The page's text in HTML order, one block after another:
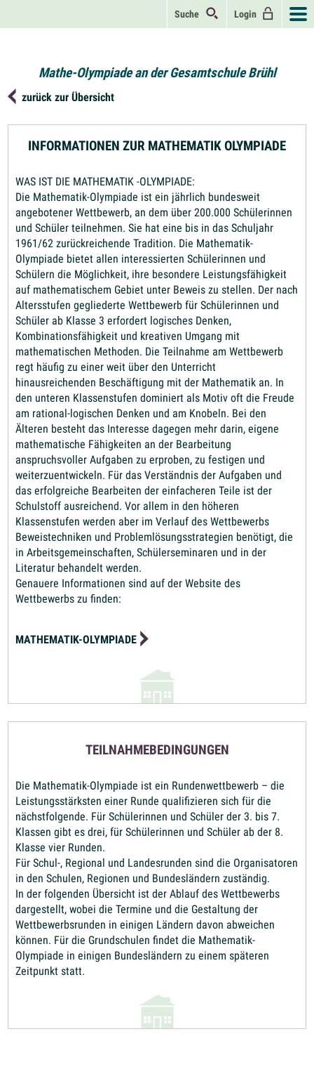
Suche Login
Mathe-Olympiade an der Gesamtschule Brühl
zurück zur Übersicht
INFORMATIONEN ZUR MATHEMATIK OLYMPIADE
WAS IST DIE MATHEMATIK -OLYMPIADE:
Die Mathematik-Olympiade ist ein jährlich bundesweit
angebotener Wettbewerb, an dem über 200.000 Schülerinnen
und Schüler teilnehmen. Sie hat eine bis in das Schuljahr
1961/62 zurückreichende Tradition. Die Mathematik-
Olympiade bietet allen interessierten Schülerinnen und
Schülern die Möglichkeit, ihre besondere Leistungsfähigkeit
auf mathematischem Gebiet unter Beweis zu stellen. Der nach
Altersstufen gegliederte Wettbewerb für Schülerinnen und
Schüler ab Klasse 3 erfordert logisches Denken,
Kombinationsfähigkeit und kreativen Umgang mit
mathematischen Methoden. Die Teilnahme am Wettbewerb
regt häufig zu einer weit über den Unterricht
hinausreichenden Beschäftigung mit der Mathematik an. In
den unteren Klassenstufen dominiert als Motiv oft die Freude
am rational-logischen Denken und am Knobeln. Bei den
Älteren besteht das Interesse dagegen mehr darin, eigene
mathematische Fähigkeiten an der Bearbeitung
anspruchsvoller Aufgaben zu erproben, zu festigen und
weiterzuentwickeln. Für das Verständnis der Aufgaben und
das erfolgreiche Bearbeiten der einfacheren Teile ist der
Schulstoff ausreichend. Vor allem in den höheren
Klassenstufen werden aber im Verlauf des Wettbewerbs
Beweistechniken und Problemlösungsstrategien benötigt, die
in Arbeitsgemeinschaften, Schülerseminaren und in der
Literatur behandelt werden.
Genauere Informationen sind auf der Website des
Wettbewerbs zu finden:
MATHEMATIK-OLYMPIADE
TEILNAHMEBEDINGUNGEN
Die Mathematik-Olympiade ist ein Rundenwettbewerb – die
Leistungsstärksten einer Runde qualifizieren sich für die
nächstfolgende. Für Schülerinnen und Schüler der 3. bis 7.
Klassen gibt es drei, für Schülerinnen und Schüler ab der 8.
Klasse vier Runden.
Für Schul-, Regional und Landesrunden sind die Organisatoren
in den Schulen, Regionen und Bundesländern zuständig.
In der folgenden Übersicht ist der Ablauf des Wettbewerbs
dargestellt, wobei die Termine und die Gestaltung der
Wettbewerbsrunden in einigen Ländern davon abweichen
können. Für die Grundschulen findet die Mathematik-
Olympiade in einigen Bundesländern zu einem späteren
Zeitpunkt statt.